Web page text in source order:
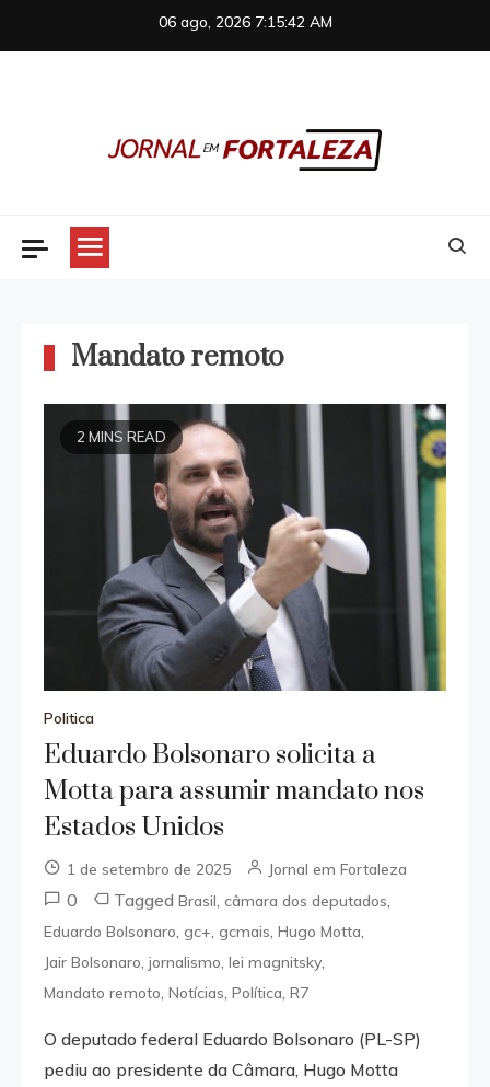
06 ago, 2026 7:15:42 AM
Mandato remoto
2 MINS READ
Politica
Eduardo Bolsonaro solicita a
Motta para assumir mandato nos
Estados Unidos
1 de setembro de 2025 Jornal em Fortaleza
0 TaggedBrasil ,câmara dos deputados
Eduardo Bolsonaro ,gc+ ,gcmais ,Hugo Motta
Jair Bolsonaro ,jornalismo ,lei magnitsky
Mandato remoto ,Notícias ,Política ,R7
O deputado federal Eduardo Bolsonaro (PL-SP)
pediu ao presidente da Câmara, Hugo Motta